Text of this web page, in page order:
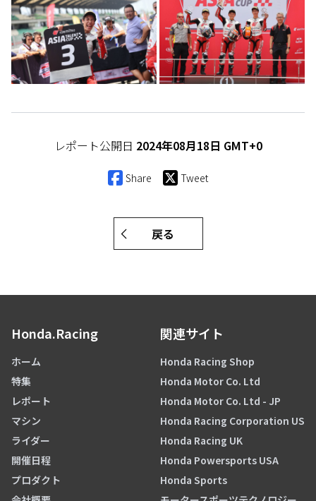
レポート公開日 2024年08月18日 GMT+0
Share Tweet
戻る
Honda.Racing
ホーム
特集
レポート
マシン
ライダー
開催日程
プロダクト
関連サイト
Honda Racing Shop
Honda Motor Co. Ltd
Honda Motor Co. Ltd - JP
Honda Racing Corporation US
Honda Racing UK
Honda Powersports USA
Honda Sports